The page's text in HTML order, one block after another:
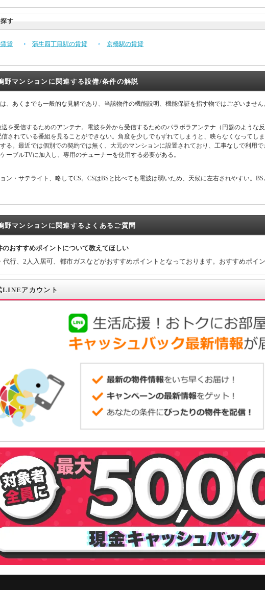
す
貸 蒲生四丁目駅の賃貸 京橋駅の賃貸
野マンションに関連する設備/条件の解説
、あくまでも一般的な見解であり、当該物件の機能説明、機能保証を指す物ではございません
送を受信するためのアンテナ。電波を外から受信するためのパラボラアンテナ（円盤のような
信されている番組を見ることができない。角度を少しでもずれてしまうと、映らなくなってし
る。最近では個別での契約では無く、大元のマンションに設置されており、工事なしで利用
ーブルTVに加入し、専用のチューナーを使用する必要がある。
ン・サテライト、略してCS。CSはBSと比べても電波は弱いため、天候に左右されやすい。
野マンションに関連するよくあるご質問
のおすすめポイントについて教えてほしい
代行、2人入居可、都市ガスなどがおすすめポイントとなっております。おすすめポイ
LINEアカウント